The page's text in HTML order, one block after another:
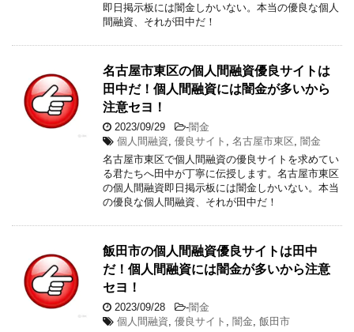
即日掲示板には闇金しかいない。本当の優良な個人
間融資、それが田中だ！
名古屋市東区の個人間融資優良サイトは
田中だ！個人間融資には闇金が多いから
注意セヨ！
2023/09/29 -闇金
個人間融資 優良サイト 名古屋市東区 闇金
名古屋市東区で個人間融資の優良サイトを求めてい
る君たちへ田中が丁寧に伝授します。名古屋市東区
の個人間融資即日掲示板には闇金しかいない。本当
の優良な個人間融資、それが田中だ！
飯田市の個人間融資優良サイトは田中
だ！個人間融資には闇金が多いから注意
セヨ！
2023/09/28 -闇金
個人間融資 優良サイト 闇金 飯田市